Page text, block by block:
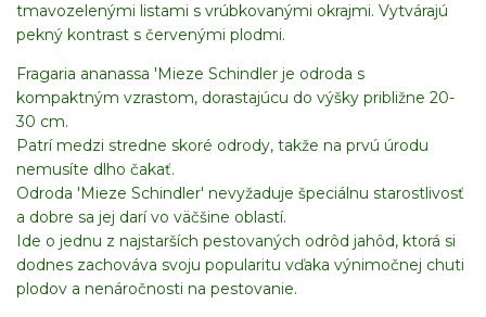
tmavozelenými listami s vrúbkovanými okrajmi. Vytvárajú
pekný kontrast s červenými plodmi.
Fragaria ananassa 'Mieze Schindler je odroda s
kompaktným vzrastom, dorastajúcu do výšky približne 20-
30 cm.
Patrí medzi stredne skoré odrody, takže na prvú úrodu
nemusíte dlho čakať.
Odroda 'Mieze Schindler' nevyžaduje špeciálnu starostlivosť
a dobre sa jej darí vo väčšine oblastí.
Ide o jednu z najstarších pestovaných odrôd jahôd, ktorá si
dodnes zachováva svoju popularitu vďaka výnimočnej chuti
plodov a nenáročnosti na pestovanie.